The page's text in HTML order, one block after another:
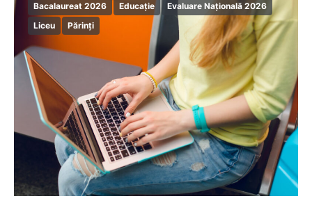
Bacalaureat 2026 Educație
Evaluare Națională 2026
Liceu
Părinți